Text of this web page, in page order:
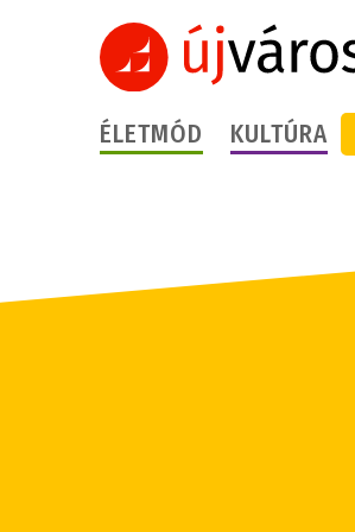
ÉLETMÓD KULTÚRA